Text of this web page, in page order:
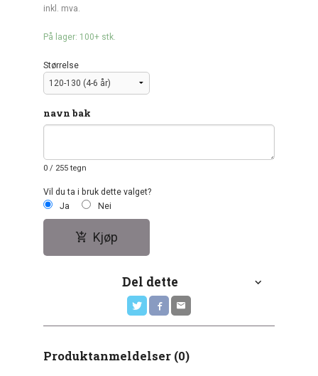
inkl. mva.
På lager: 100+ stk.
Størrelse
navn bak
0 / 255 tegn
Vil du ta i bruk dette valget?
Ja
Nei
Kjøp
Del dette
Produktanmeldelser (0)